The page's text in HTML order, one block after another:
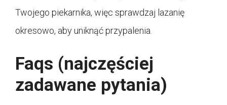
Twojego piekarnika, więc sprawdzaj lazanię
okresowo, aby uniknąć przypalenia.
Faqs (najczęściej
zadawane pytania)